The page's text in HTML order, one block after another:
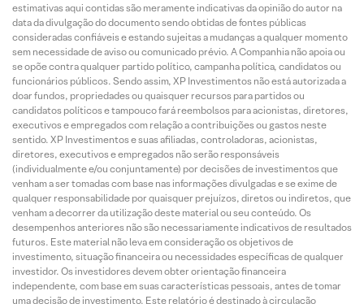
estimativas aqui contidas são meramente indicativas da opinião do autor na
data da divulgação do documento sendo obtidas de fontes públicas
consideradas confiáveis e estando sujeitas a mudanças a qualquer momento
sem necessidade de aviso ou comunicado prévio. A Companhia não apoia ou
se opõe contra qualquer partido político, campanha política, candidatos ou
funcionários públicos. Sendo assim, XP Investimentos não está autorizada a
doar fundos, propriedades ou quaisquer recursos para partidos ou
candidatos políticos e tampouco fará reembolsos para acionistas, diretores,
executivos e empregados com relação a contribuições ou gastos neste
sentido. XP Investimentos e suas afiliadas, controladoras, acionistas,
diretores, executivos e empregados não serão responsáveis
(individualmente e/ou conjuntamente) por decisões de investimentos que
venham a ser tomadas com base nas informações divulgadas e se exime de
qualquer responsabilidade por quaisquer prejuízos, diretos ou indiretos, que
venham a decorrer da utilização deste material ou seu conteúdo. Os
desempenhos anteriores não são necessariamente indicativos de resultados
futuros. Este material não leva em consideração os objetivos de
investimento, situação financeira ou necessidades específicas de qualquer
investidor. Os investidores devem obter orientação financeira
independente, com base em suas características pessoais, antes de tomar
uma decisão de investimento. Este relatório é destinado à circulação